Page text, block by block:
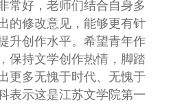
常好，老师们结合自身多
的修改意见，能够更有针
升创作水平。希望青年作
保持文学创作热情，脚踏
更多无愧于时代、无愧于
表示这是江苏文学院第一